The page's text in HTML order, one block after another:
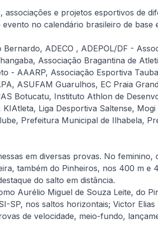
e projetos esportivos de
no calendário brasileiro de base
ADECO , ADEPOL/DF -
Associação Bragantina de
- AAARP, Associação Esportiva
ASUFAM Guarulhos, EC Praia
Botucatu, Instituto Athlon de
Liga Desportiva Saltense,
Prefeitura Municipal de Ilhabela,
em diversas provas. No
também do Pinheiros, nos 400 m
do salto em distância.
Aurélio Miguel de Souza Leite, do
SP, nos saltos horizontais; Victor
de velocidade, meio-fundo,